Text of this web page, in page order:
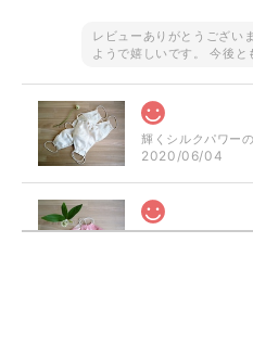
レビューありがとうござい
ようで嬉しいです。 今後と
2020/06/04